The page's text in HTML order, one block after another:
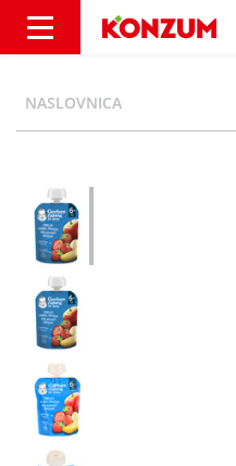
NASLOVNICA